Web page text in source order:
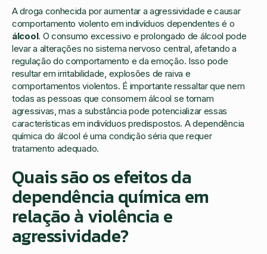
A droga conhecida por aumentar a agressividade e causar
comportamento violento em indivíduos dependentes é o
álcool. O consumo excessivo e prolongado de álcool pode
levar a alterações no sistema nervoso central, afetando a
regulação do comportamento e da emoção. Isso pode
resultar em irritabilidade, explosões de raiva e
comportamentos violentos. É importante ressaltar que nem
todas as pessoas que consomem álcool se tornam
agressivas, mas a substância pode potencializar essas
características em indivíduos predispostos. A dependência
química do álcool é uma condição séria que requer
tratamento adequado.
Quais são os efeitos da
dependência química em
relação à violência e
agressividade?